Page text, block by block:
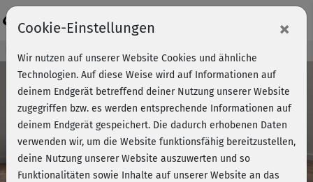
Play
Video
Kursvorschau - Jetzt mitmachen!
Cookie-Einstellungen ×
Wir nutzen auf unserer Website Cookies und ähnliche
Technologien. Auf diese Weise wird auf Informationen auf
deinem Endgerät betreffend deiner Nutzung unserer Website
zugegriffen bzw. es werden entsprechende Informationen auf
deinem Endgerät gespeichert. Die dadurch erhobenen Daten
verwenden wir, um die Website funktionsfähig bereitzustellen,
deine Nutzung unserer Website auszuwerten und so
Funktionalitäten sowie Inhalte auf unserer Website an das